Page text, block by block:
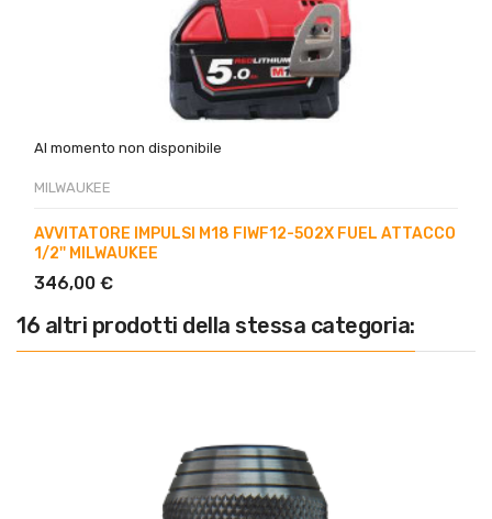
Al momento non disponibile
MILWAUKEE
AVVITATORE IMPULSI M18 FIWF12-502X FUEL ATTACCO
1/2'' MILWAUKEE
346,00 €
16 altri prodotti della stessa categoria: